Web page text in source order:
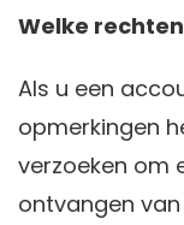
Welke
Als u een
opmerkingen
verzoeken om
ontvangen